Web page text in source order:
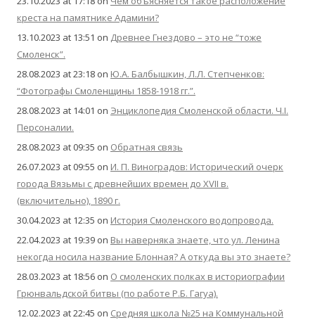
креста на памятнике Адамини?
13.10.2023 at 13:51 on Древнее Гнездово – это не “тоже
Смоленск”.
28.08.2023 at 23:18 on Ю.А. Балбышкин, Л.Л. Степченков:
“Фотографы Смоленщины 1858-1918 гг.”.
28.08.2023 at 14:01 on Энциклопедия Смоленской области. Ч.I.
Персоналии.
28.08.2023 at 09:35 on Обратная связь
26.07.2023 at 09:55 on И. П. Виноградов: Исторический очерк
города Вязьмы с древнейших времен до XVII в.
(включительно), 1890 г.
30.04.2023 at 12:35 on История Смоленского водопровода.
22.04.2023 at 19:39 on Вы наверняка знаете, что ул. Ленина
некогда носила название Блонная? А откуда вы это знаете?
28.03.2023 at 18:56 on О смоленских полках в историографии
Грюнвальдской битвы (по работе Р.Б. Гагуа).
12.02.2023 at 22:45 on Средняя школа №25 на Коммунальной